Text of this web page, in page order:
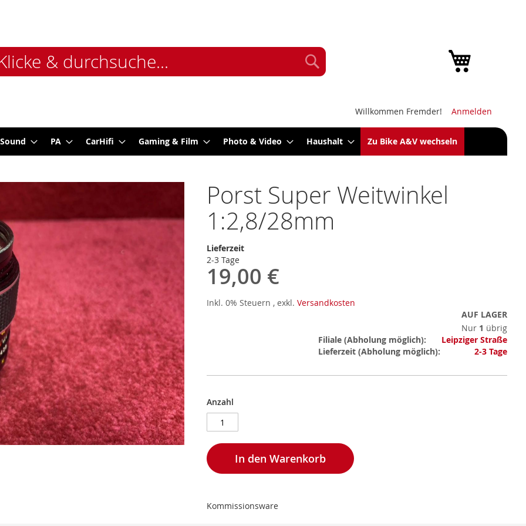
Willkommen Fremder! Anmelden
PA CarHifi Gaming & Film Photo & Video Haushalt Zu Bike A&V wechseln
Porst Super Weitwinkel
1:2,8/28mm
Lieferzeit
2-3 Tage
19,00 €
Inkl. 0% Steuern , exkl. Versandkosten
AUF LAGER
Nur 1 übrig
Mehr
Informationen
Filiale
Leipziger Straße
Lieferzeit
2-3 Tage
Anzahl
In den Warenkorb
Kommissionsware